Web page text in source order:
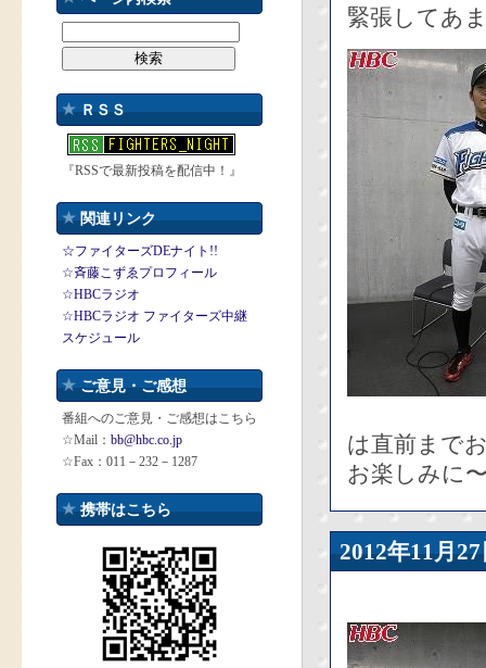
ＲＳＳ
『RSSで最新投稿を配信中！』
関連リンク
☆ファイターズDEナイト!!
☆斉藤こずゑプロフィール
☆HBCラジオ
☆HBCラジオ ファイターズ中継
スケジュール
ご意見・ご感想
番組へのご意見・ご感想はこちら
☆Mail： bb@hbc.co.jp
☆Fax：011－232－1287
携帯はこちら
緊張してあ
は直前まで
お楽しみに
2012年11